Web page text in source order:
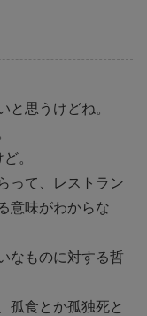
と思うけどね。
。
って、レストラン
意味がわからな
なものに対する哲
孤食とか孤独死と